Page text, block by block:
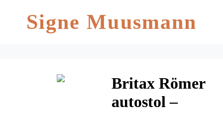
Signe Muusmann
Britax Römer
autostol –